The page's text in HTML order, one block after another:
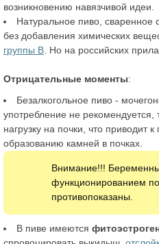
возникновению навязчивой идеи.
Натуральное пиво, сваренное
без добавления химических
группы B . Но на российских
Отрицательные моменты:
Безалкогольное пиво -
употребление не рекомендуется,
нагрузку на почки, что приводит
образованию камней в почках.
Внимание!!!
функционированием
противопоказаны.
В пиве имеются